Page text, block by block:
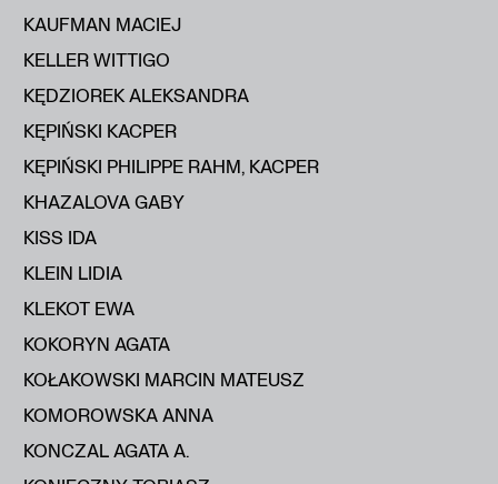
KAUFMAN MACIEJ
KELLER WITTIGO
KĘDZIOREK ALEKSANDRA
KĘPIŃSKI KACPER
KĘPIŃSKI PHILIPPE RAHM, KACPER
KHAZALOVA GABY
KISS IDA
KLEIN LIDIA
KLEKOT EWA
KOKORYN AGATA
KOŁAKOWSKI MARCIN MATEUSZ
KOMOROWSKA ANNA
KONCZAL AGATA A.